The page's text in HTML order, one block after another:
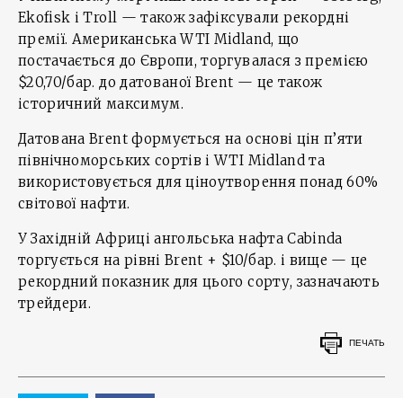
Ekofisk і Troll — також зафіксували рекордні
премії. Американська WTI Midland, що
постачається до Європи, торгувалася з премією
$20,70/бар. до датованої Brent — це також
історичний максимум.
Датована Brent формується на основі цін п’яти
північноморських сортів і WTI Midland та
використовується для ціноутворення понад 60%
світової нафти.
У Західній Африці ангольська нафта Cabinda
торгується на рівні Brent + $10/бар. і вище — це
рекордний показник для цього сорту, зазначають
трейдери.
ПЕЧАТЬ